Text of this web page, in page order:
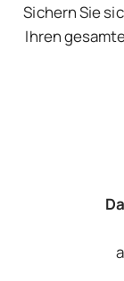
Sichern Sie
Ihren